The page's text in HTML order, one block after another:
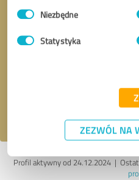
Wybór
zgody Niezbędne
Statystyka
ZEZWÓL NA
Kontakt telefoniczny
Akceptuję politykę prywatności.
Profil aktywny od 24.12.2024 |